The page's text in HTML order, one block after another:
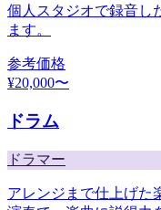
個人スタジオで録音し
ます。
参考価格
¥20,000〜
ドラム
ドラマー
アレンジまで仕上げた